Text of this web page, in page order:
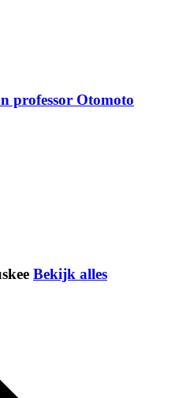
professor Otomoto
Bekijk alles